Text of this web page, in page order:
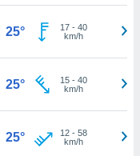
25° 17- 40
km/h
25° 15- 40
km/h
25° 12- 58
km/h